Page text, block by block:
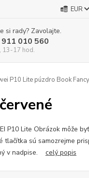
EUR
si rady? Zavolajte.
010 560
13-17 hod.
P10 Lite púzdro Book
P10 Lite Obrázok môže
tlačítka sú samozrejme
v nadpise. celý popis